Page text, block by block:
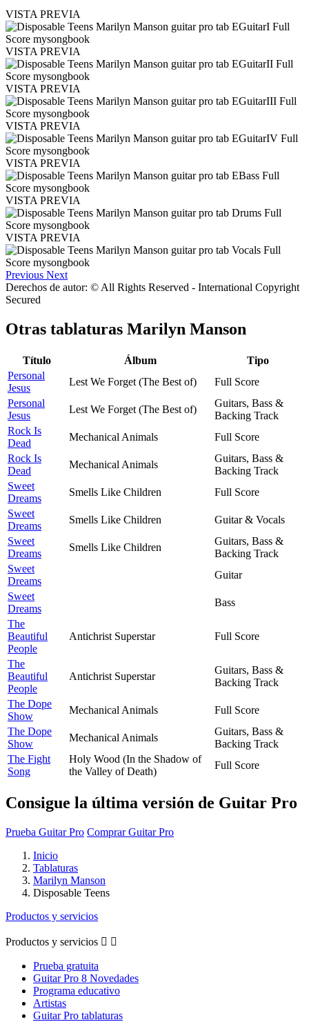
VISTA PREVIA
VISTA PREVIA
VISTA PREVIA
VISTA PREVIA
VISTA PREVIA
VISTA PREVIA
VISTA PREVIA
Previous Next
Derechos de autor: © All Rights Reserved - International Copyright
Secured
Otras tablaturas Marilyn Manson
Título Álbum
Tipo
Personal
Jesus
Lest We Forget (The Best of)
Full Score
Personal
Jesus
Lest We Forget (The Best of)
Guitars, Bass &
Backing Track
Rock Is
Dead
Mechanical Animals
Full Score
Rock Is
Dead
Mechanical Animals
Guitars, Bass &
Backing Track
Sweet
Dreams
Smells Like Children
Full Score
Sweet
Dreams
Smells Like Children
Guitar & Vocals
Sweet
Dreams
Smells Like Children
Guitars, Bass &
Backing Track
Sweet
Dreams
Guitar
Sweet
Dreams
Bass
The
Beautiful
People
Antichrist Superstar Full Score
The
Beautiful
People
Antichrist Superstar
Guitars, Bass &
Backing Track
The Dope
Show
Mechanical Animals
Full Score
The Dope
Show
Mechanical Animals
Guitars, Bass &
Backing Track
The Fight
Song
Holy Wood (In the Shadow of
the Valley of Death)
Full Score
Consigue la última versión de Guitar Pro
Prueba Guitar Pro Comprar Guitar Pro
Inicio
Tablaturas
Marilyn Manson
Disposable Teens
Productos y servicios
Productos y servicios  
Prueba gratuita
Guitar Pro 8 Novedades
Programa educativo
Artistas
Guitar Pro tablaturas